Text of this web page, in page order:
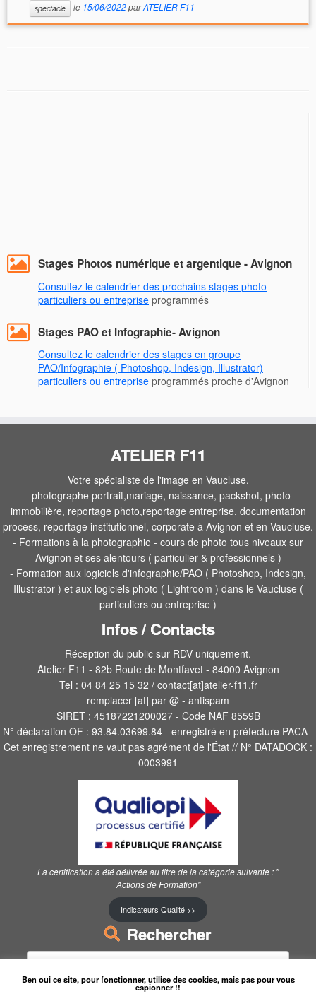
spectacle
le 15/06/2022parATELIER F11
Stages Photos numérique et argentique - Avignon
Consultez le calendrier des prochains stages photo
particuliers ou entreprise programmés
Stages PAO et Infographie- Avignon
Consultez le calendrier des stages en groupe
PAO/Infographie ( Photoshop, Indesign, Illustrator)
particuliers ou entreprise programmés proche d'Avignon
ATELIER F11
Votre spécialiste de l'image en Vaucluse.
- photographe portrait,mariage, naissance, packshot, photo
immobilière, reportage photo,reportage entreprise, documentation
process, reportage institutionnel, corporate à Avignon et en Vaucluse.
- Formations à la photographie - cours de photo tous niveaux sur
Avignon et ses alentours ( particulier & professionnels )
- Formation aux logiciels d'infographie/PAO ( Photoshop, Indesign,
Illustrator ) et aux logiciels photo ( Lightroom ) dans le Vaucluse (
particuliers ou entreprise )
Infos / Contacts
Réception du public sur RDV uniquement.
Atelier F11 - 82b Route de Montfavet - 84000 Avignon
Tel : 04 84 25 15 32 / contact[at]atelier-f11.fr
remplacer [at] par @ - antispam
SIRET : 45187221200027 - Code NAF 8559B
N° déclaration OF : 93.84.03699.84 - enregistré en préfecture PACA -
Cet enregistrement ne vaut pas agrément de l'État // N° DATADOCK :
0003991
La certification a été délivrée au titre de la catégorie suivante : "
Actions de Formation"
Indicateurs Qualité >>
Rechercher
Rechercher :
Ben oui ce site, pour fonctionner, utilise des cookies, mais pas pour vous
espionner !!